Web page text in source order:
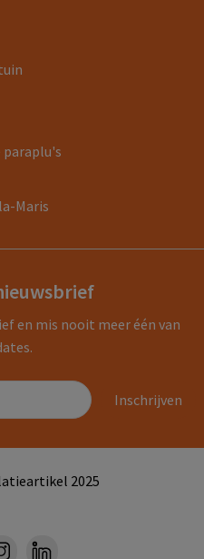
Maris
en mis nooit meer één van
2025